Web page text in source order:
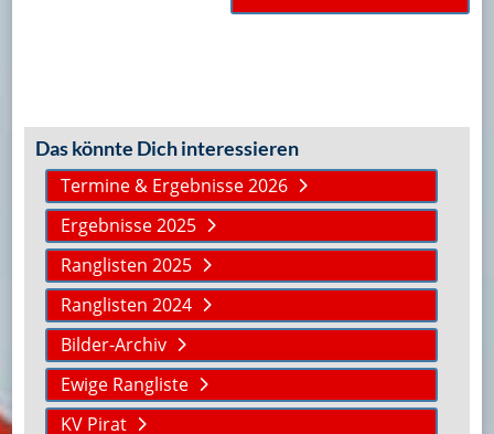
Das könnte Dich interessieren
Termine & Ergebnisse 2026
Ergebnisse 2025
Ranglisten 2025
Ranglisten 2024
Bilder-Archiv
Ewige Rangliste
KV Pirat